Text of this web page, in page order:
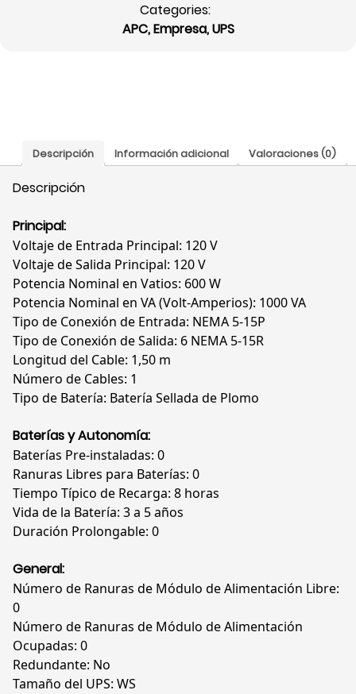
V,
600
156
J
cantidad
Categories:
APC,Empresa,UPS
Descripción Información adicional Valoraciones (0)
Descripción
Principal:
Voltaje de Entrada Principal: 120 V
Voltaje de Salida Principal: 120 V
Potencia Nominal en Vatios: 600 W
Potencia Nominal en VA (Volt-Amperios): 1000 VA
Tipo de Conexión de Entrada: NEMA 5-15P
Tipo de Conexión de Salida: 6 NEMA 5-15R
Longitud del Cable: 1,50 m
Número de Cables: 1
Tipo de Batería: Batería Sellada de Plomo
Baterías y Autonomía:
Baterías Pre-instaladas: 0
Ranuras Libres para Baterías: 0
Tiempo Típico de Recarga: 8 horas
Vida de la Batería: 3 a 5 años
Duración Prolongable: 0
General:
Número de Ranuras de Módulo de Alimentación Libre:
0
Número de Ranuras de Módulo de Alimentación
Ocupadas: 0
Redundante: No
Tamaño del UPS: WS